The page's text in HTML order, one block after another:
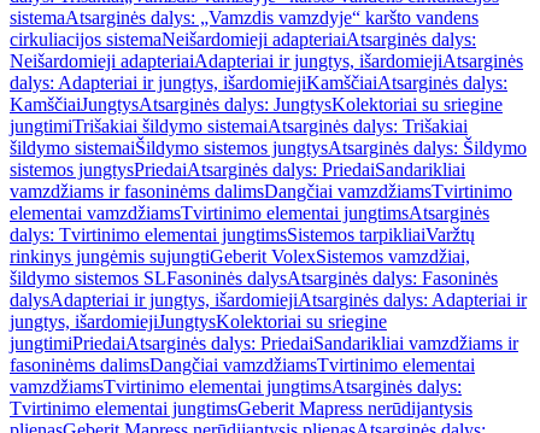
sistemaAtsarginės dalys: „Vamzdis vamzdyje“ karšto vandens
cirkuliacijos sistemaNeišardomieji adapteriaiAtsarginės dalys:
Neišardomieji adapteriaiAdapteriai ir jungtys, išardomiejiAtsarginės
dalys: Adapteriai ir jungtys, išardomiejiKamščiaiAtsarginės dalys:
KamščiaiJungtysAtsarginės dalys: JungtysKolektoriai su sriegine
jungtimiTrišakiai šildymo sistemaiAtsarginės dalys: Trišakiai
šildymo sistemaiŠildymo sistemos jungtysAtsarginės dalys: Šildymo
sistemos jungtysPriedaiAtsarginės dalys: PriedaiSandarikliai
vamzdžiams ir fasoninėms dalimsDangčiai vamzdžiamsTvirtinimo
elementai vamzdžiamsTvirtinimo elementai jungtimsAtsarginės
dalys: Tvirtinimo elementai jungtimsSistemos tarpikliaiVaržtų
rinkinys jungėmis sujungtiGeberit VolexSistemos vamzdžiai,
šildymo sistemos SLFasoninės dalysAtsarginės dalys: Fasoninės
dalysAdapteriai ir jungtys, išardomiejiAtsarginės dalys: Adapteriai ir
jungtys, išardomiejiJungtysKolektoriai su sriegine
jungtimiPriedaiAtsarginės dalys: PriedaiSandarikliai vamzdžiams ir
fasoninėms dalimsDangčiai vamzdžiamsTvirtinimo elementai
vamzdžiamsTvirtinimo elementai jungtimsAtsarginės dalys:
Tvirtinimo elementai jungtimsGeberit Mapress nerūdijantysis